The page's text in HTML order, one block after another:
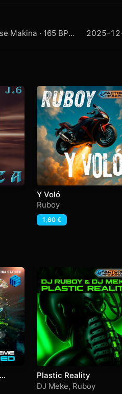
Base Makina · 165 BPM · E Minor 2025-
Y Voló
Ruboy
1,60 €
Plastic Reality
DJ Meke, Ruboy